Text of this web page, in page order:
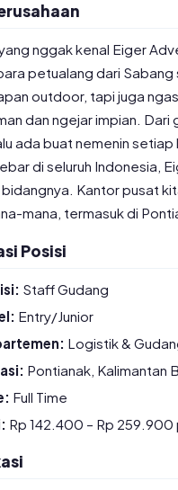
nggak kenal Eiger
petualang dari
outdoor, tapi juga
dan ngejar impian.
ada buat nemenin
di seluruh Indonesia,
Kantor pusat
mana, termasuk di
Posisi
Staff Gudang
Entry/Junior
Logistik &
Pontianak, Kalimantan
Full Time
Rp 142.400 – Rp 259.900